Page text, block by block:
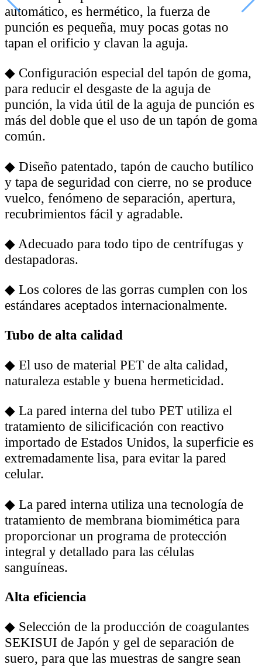
automático, es hermético, la fuerza de
punción es pequeña, muy pocas gotas no
tapan el orificio y clavan la aguja.
◆ Configuración especial del tapón de goma,
para reducir el desgaste de la aguja de
punción, la vida útil de la aguja de punción es
más del doble que el uso de un tapón de goma
común.
◆ Diseño patentado, tapón de caucho butílico
y tapa de seguridad con cierre, no se produce
vuelco, fenómeno de separación, apertura,
recubrimientos fácil y agradable.
◆ Adecuado para todo tipo de centrífugas y
destapadoras.
◆ Los colores de las gorras cumplen con los
estándares aceptados internacionalmente.
Tubo de alta calidad
◆ El uso de material PET de alta calidad,
naturaleza estable y buena hermeticidad.
◆ La pared interna del tubo PET utiliza el
tratamiento de silicificación con reactivo
importado de Estados Unidos, la superficie es
extremadamente lisa, para evitar la pared
celular.
◆ La pared interna utiliza una tecnología de
tratamiento de membrana biomimética para
proporcionar un programa de protección
integral y detallado para las células
sanguíneas.
Alta eficiencia
◆ Selección de la producción de coagulantes
SEKISUI de Japón y gel de separación de
suero, para que las muestras de sangre sean